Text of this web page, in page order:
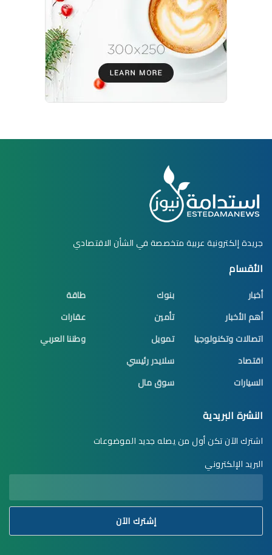
جريدة إلكترونية عربية متخصصة في الشأن الاقتصادي
الأقسام
أخبار
أهم الأخبار
اتصالات وتكنولوجيا
اقتصاد
السيارات
بنوك
تأمين
تمويل
سلايدر رئيسي
سوق مال
طاقة
عقارات
وطننا العربي
النشرة البريدية
اشترك الآن تكن أول من يصله جديد الموضوعات
البريد الإلكتروني